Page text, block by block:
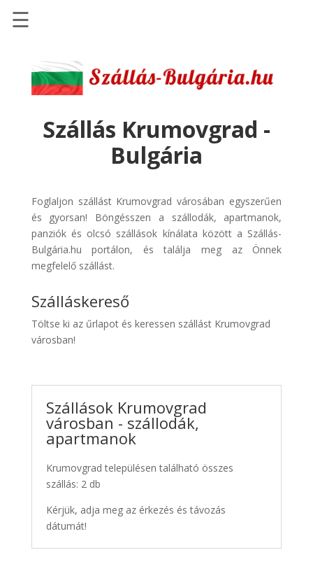
Szállások
Repülőjegy
pénzvisszatérítéssel
Discover
Cars
Transzfer
Kiwi
Taxi
☰
Szállás Krumovgrad -
Bulgária
Foglaljon szállást Krumovgrad városában egyszerűen
és gyorsan! Böngésszen a szállodák, apartmanok,
panziók és olcsó szállások kínálata között a Szállás-
Bulgária.hu portálon, és találja meg az Önnek
megfelelő szállást.
Szálláskereső
Töltse ki az űrlapot és keressen szállást Krumovgrad
városban!
Szállások Krumovgrad
városban - szállodák,
apartmanok
Krumovgrad településen található összes
szállás: 2 db
Kérjük, adja meg az érkezés és távozás
dátumát!